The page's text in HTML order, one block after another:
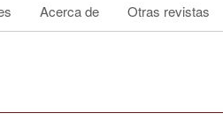
Acerca de Otras revistas